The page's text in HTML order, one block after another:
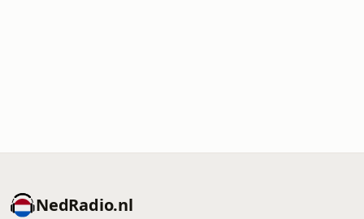
NedRadio.nl